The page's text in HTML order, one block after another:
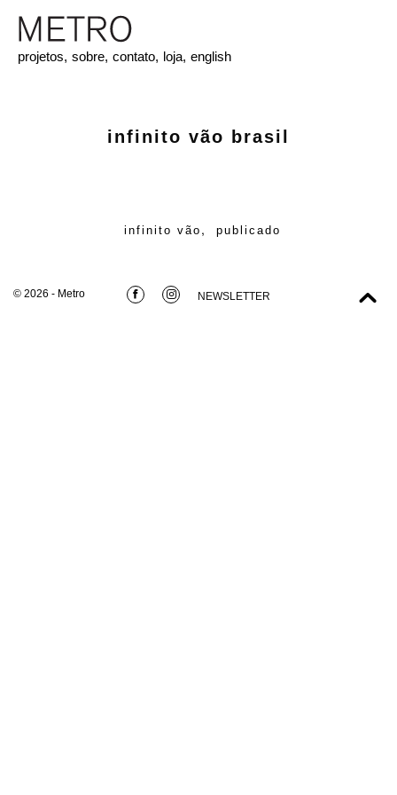
projetos, sobre, contato, loja, english
infinito vão brasil
infinito vão , publicado
© 2026 - Metro NEWSLETTER